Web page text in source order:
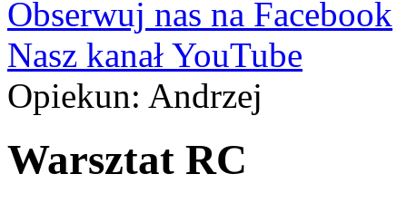
Obserwuj nas na Facebook
Nasz kanał YouTube
Opiekun: Andrzej
Warsztat RC